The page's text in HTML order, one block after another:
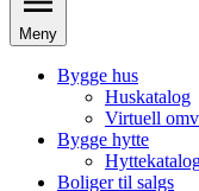
Meny
Bygge hus
Huskatalog
Virtuell
Bygge hytte
Boliger til salgs